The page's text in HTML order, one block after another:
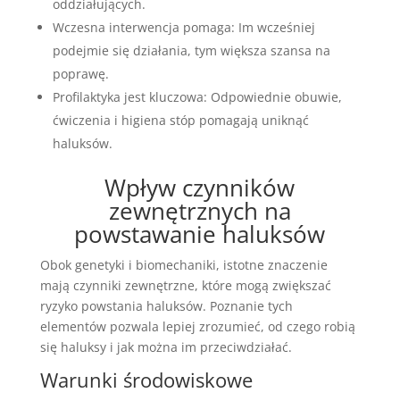
oddziałujących.
Wczesna interwencja pomaga: Im wcześniej
podejmie się działania, tym większa szansa na
poprawę.
Profilaktyka jest kluczowa: Odpowiednie obuwie,
ćwiczenia i higiena stóp pomagają uniknąć
haluksów.
Wpływ czynników
zewnętrznych na
powstawanie haluksów
Obok genetyki i biomechaniki, istotne znaczenie
mają czynniki zewnętrzne, które mogą zwiększać
ryzyko powstania haluksów. Poznanie tych
elementów pozwala lepiej zrozumieć, od czego robią
się haluksy i jak można im przeciwdziałać.
Warunki środowiskowe